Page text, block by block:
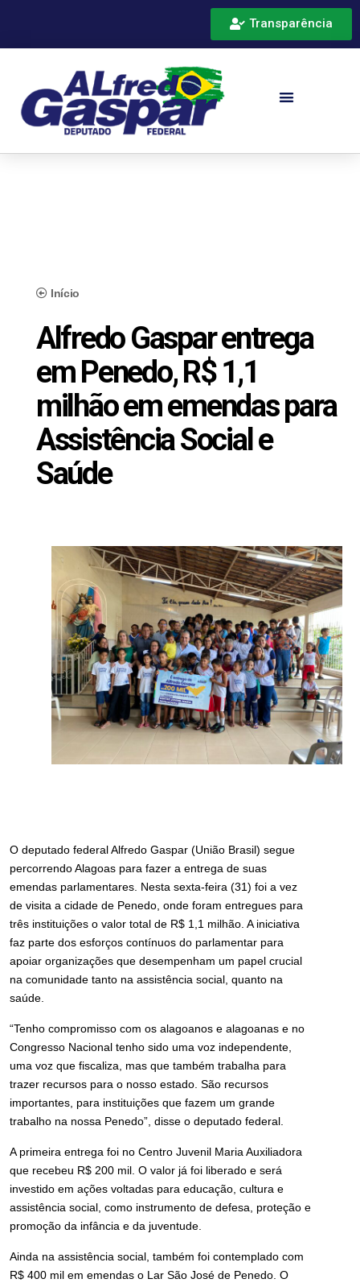
Transparência
Início
Alfredo Gaspar entrega
em Penedo, R$ 1,1
milhão em emendas para
Assistência Social e
Saúde
O deputado federal Alfredo Gaspar (União Brasil) segue
percorrendo Alagoas para fazer a entrega de suas
emendas parlamentares. Nesta sexta-feira (31) foi a vez
de visita a cidade de Penedo, onde foram entregues para
três instituições o valor total de R$ 1,1 milhão. A iniciativa
faz parte dos esforços contínuos do parlamentar para
apoiar organizações que desempenham um papel crucial
na comunidade tanto na assistência social, quanto na
saúde.
“Tenho compromisso com os alagoanos e alagoanas e no
Congresso Nacional tenho sido uma voz independente,
uma voz que fiscaliza, mas que também trabalha para
trazer recursos para o nosso estado. São recursos
importantes, para instituições que fazem um grande
trabalho na nossa Penedo”, disse o deputado federal.
A primeira entrega foi no Centro Juvenil Maria Auxiliadora
que recebeu R$ 200 mil. O valor já foi liberado e será
investido em ações voltadas para educação, cultura e
assistência social, como instrumento de defesa, proteção e
promoção da infância e da juventude.
Ainda na assistência social, também foi contemplado com
R$ 400 mil em emendas o Lar São José de Penedo. O